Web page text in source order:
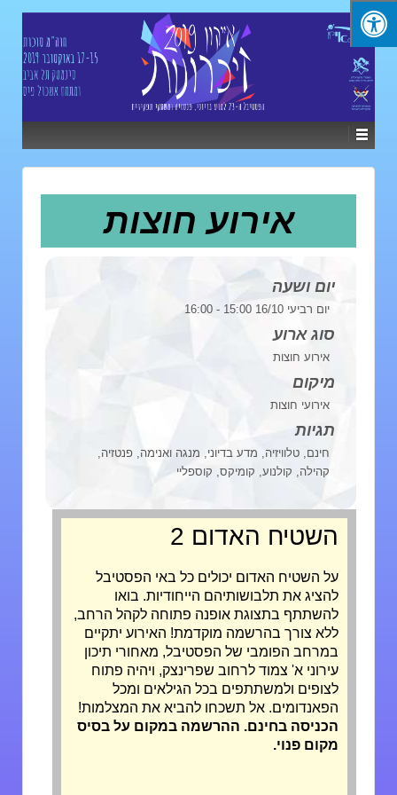
אירוע חוצות
יום ושעה
יום רביעי 16/10 15:00 - 16:00
סוג ארוע
אירוע חוצות
אירועי חוצות
חינם, טלוויזיה, מדע בדיוני, מנגה ואנימה, פנטזיה,
קהילה, קולנוע, קומיקס, קוספליי
השטיח האדום 2
על השטיח האדום יכולים כל באי הפסטיבל
להציג את תלבושותיהם הייחודיות. בואו
להשתתף בתצוגת אופנה פתוחה לקהל הרחב,
ללא צורך בהרשמה מוקדמת! האירוע יתקיים
במרחב הפומבי של הפסטיבל, מאחורי תיכון
עירוני א' צמוד לרחוב שפרינצק, ויהיה פתוח
לצופים ולמשתתפים בכל הגילאים ומכל
הפאנדומים. אל תשכחו להביא את המצלמות!
הכניסה בחינם. ההרשמה במקום על בסיס
מקום פנוי.